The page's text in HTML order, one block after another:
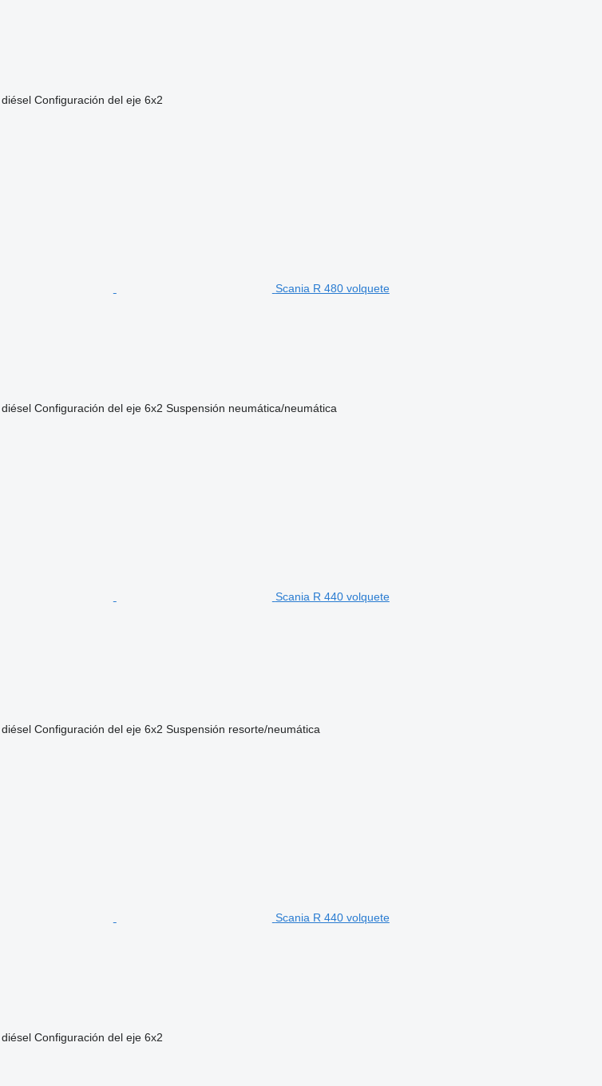
diésel Configuración del eje 6x2
Scania R 480 volquete
diésel Configuración del eje 6x2 Suspensión neumática/neumática
Scania R 440 volquete
diésel Configuración del eje 6x2 Suspensión resorte/neumática
Scania R 440 volquete
diésel Configuración del eje 6x2